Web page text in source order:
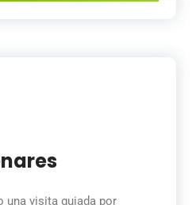
una visita guiada por